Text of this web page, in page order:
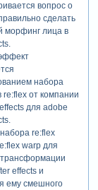
вопрос о
сделать
морфинг лица в
набора
re:flex от компании
для adobe
re:flex
warp для
effects и
ему смешного